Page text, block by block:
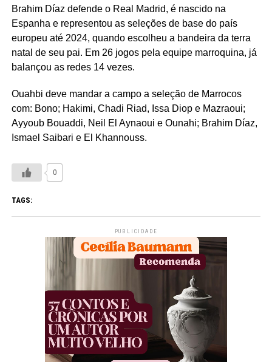
Brahim Díaz defende o Real Madrid, é nascido na
Espanha e representou as seleções de base do país
europeu até 2024, quando escolheu a bandeira da terra
natal de seu pai. Em 26 jogos pela equipe marroquina, já
balançou as redes 14 vezes.
Ouahbi deve mandar a campo a seleção de Marrocos
com: Bono; Hakimi, Chadi Riad, Issa Diop e Mazraoui;
Ayyoub Bouaddi, Neil El Aynaoui e Ounahi; Brahim Díaz,
Ismael Saibari e El Khannouss.
0
TAGS:
PUBLICIDADE